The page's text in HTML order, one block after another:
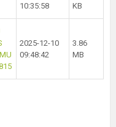
10:35:58
KB
2025-12-10
09:48:42
3.86
MB